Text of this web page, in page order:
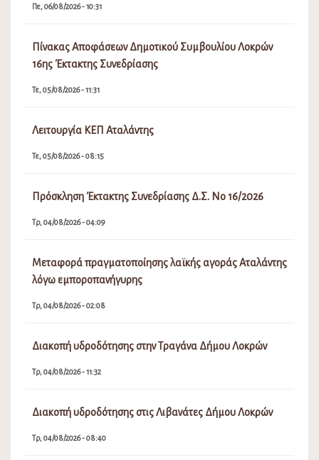
Πε, 06/08/2026 - 10:31
Πίνακας Αποφάσεων Δημοτικού Συμβουλίου Λοκρών
16ης Έκτακτης Συνεδρίασης
Τε, 05/08/2026 - 11:31
Λειτουργία ΚΕΠ Αταλάντης
Τε, 05/08/2026 - 08:15
Πρόσκληση Έκτακτης Συνεδρίασης Δ.Σ. Νο 16/2026
Τρ, 04/08/2026 - 04:09
Μεταφορά πραγματοποίησης λαϊκής αγοράς Αταλάντης
λόγω εμποροπανήγυρης
Τρ, 04/08/2026 - 02:08
Διακοπή υδροδότησης στην Τραγάνα Δήμου Λοκρών
Τρ, 04/08/2026 - 11:32
Διακοπή υδροδότησης στις Λιβανάτες Δήμου Λοκρών
Τρ, 04/08/2026 - 08:40